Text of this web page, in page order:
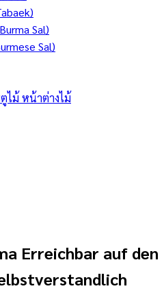
Sal)
Sal)
ไม้ หน้าต่างไม้
Erreichbar auf den